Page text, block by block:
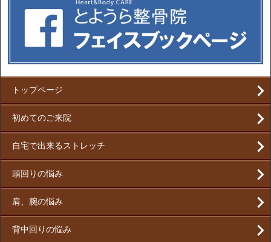
トップページ
初めてのご来院
自宅で出来るストレッチ
頭回りの悩み
肩、腕の悩み
背中回りの悩み